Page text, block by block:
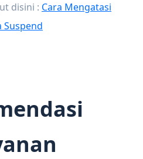
disini : Cara Mengatasi
Suspend